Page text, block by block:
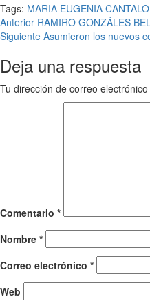
Tags: MARIA EUGENIA
Anterior RAMIRO GONZÁLES
Siguiente Asumieron los nuevos
Deja una respuesta
Tu dirección de correo
Comentario *
Nombre *
Correo electrónico *
Web